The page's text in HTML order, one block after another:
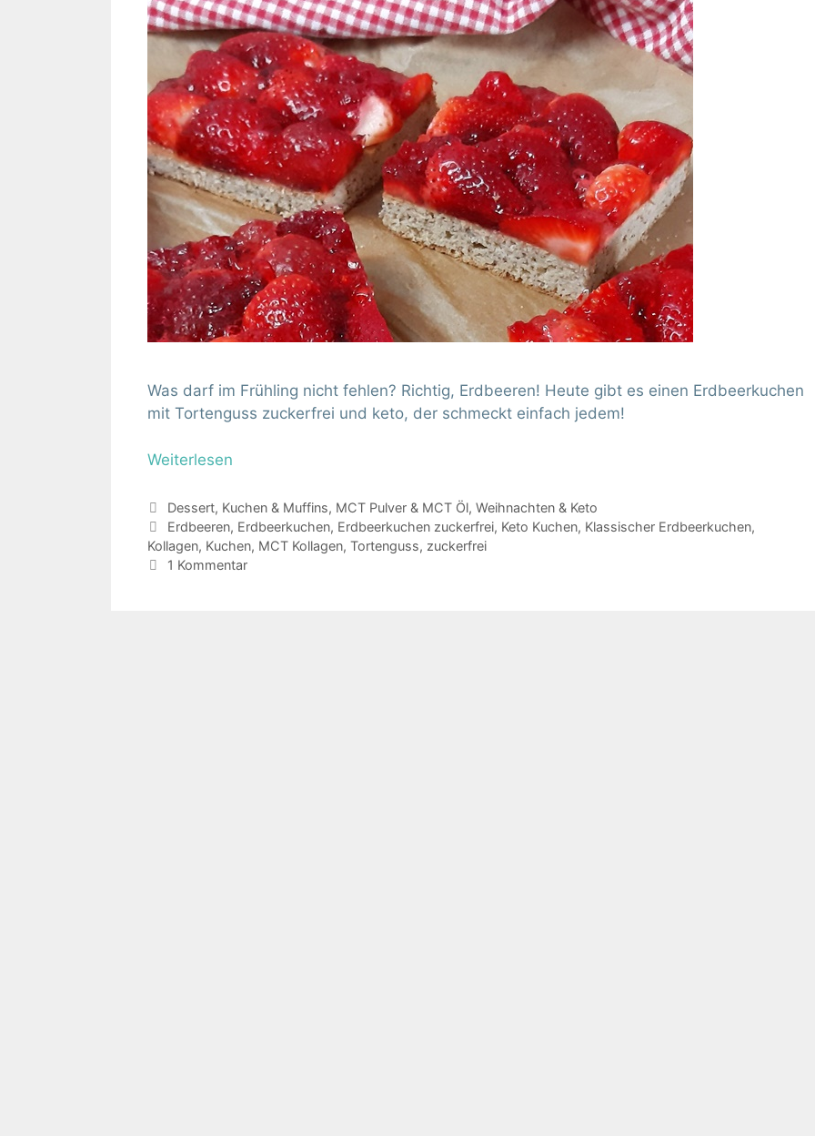
Was darf im Frühling nicht fehlen? Richtig, Erdbeeren! Heute gibt es einen Erdbeerkuchen
mit Tortenguss zuckerfrei und keto, der schmeckt einfach jedem!
Weiterlesen
Kategorien
Dessert, Kuchen & Muffins, MCT Pulver & MCT Öl, Weihnachten & Keto
Schlagwörter
Erdbeeren, Erdbeerkuchen, Erdbeerkuchen zuckerfrei, Keto Kuchen, Klassischer Erdbeerkuchen,
Kollagen, Kuchen, MCT Kollagen, Tortenguss, zuckerfrei
1 Kommentar